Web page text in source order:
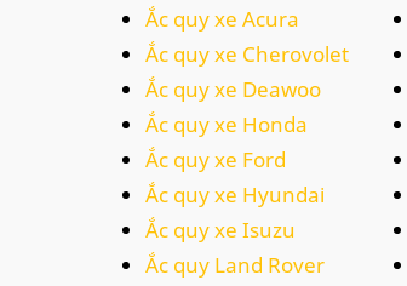
Ắc quy xe Acura
Ắc quy xe Cherovolet
Ắc quy xe Deawoo
Ắc quy xe Honda
Ắc quy xe Ford
Ắc quy xe Hyundai
Ắc quy xe Isuzu
Ắc quy Land Rover